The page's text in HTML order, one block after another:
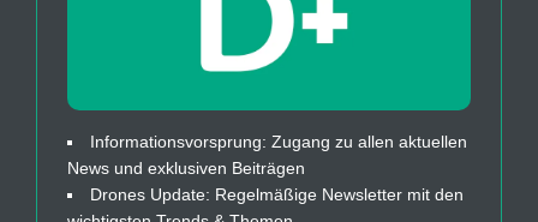
Informationsvorsprung: Zugang zu allen aktuellen
News und exklusiven Beiträgen
Drones Update: Regelmäßige Newsletter mit den